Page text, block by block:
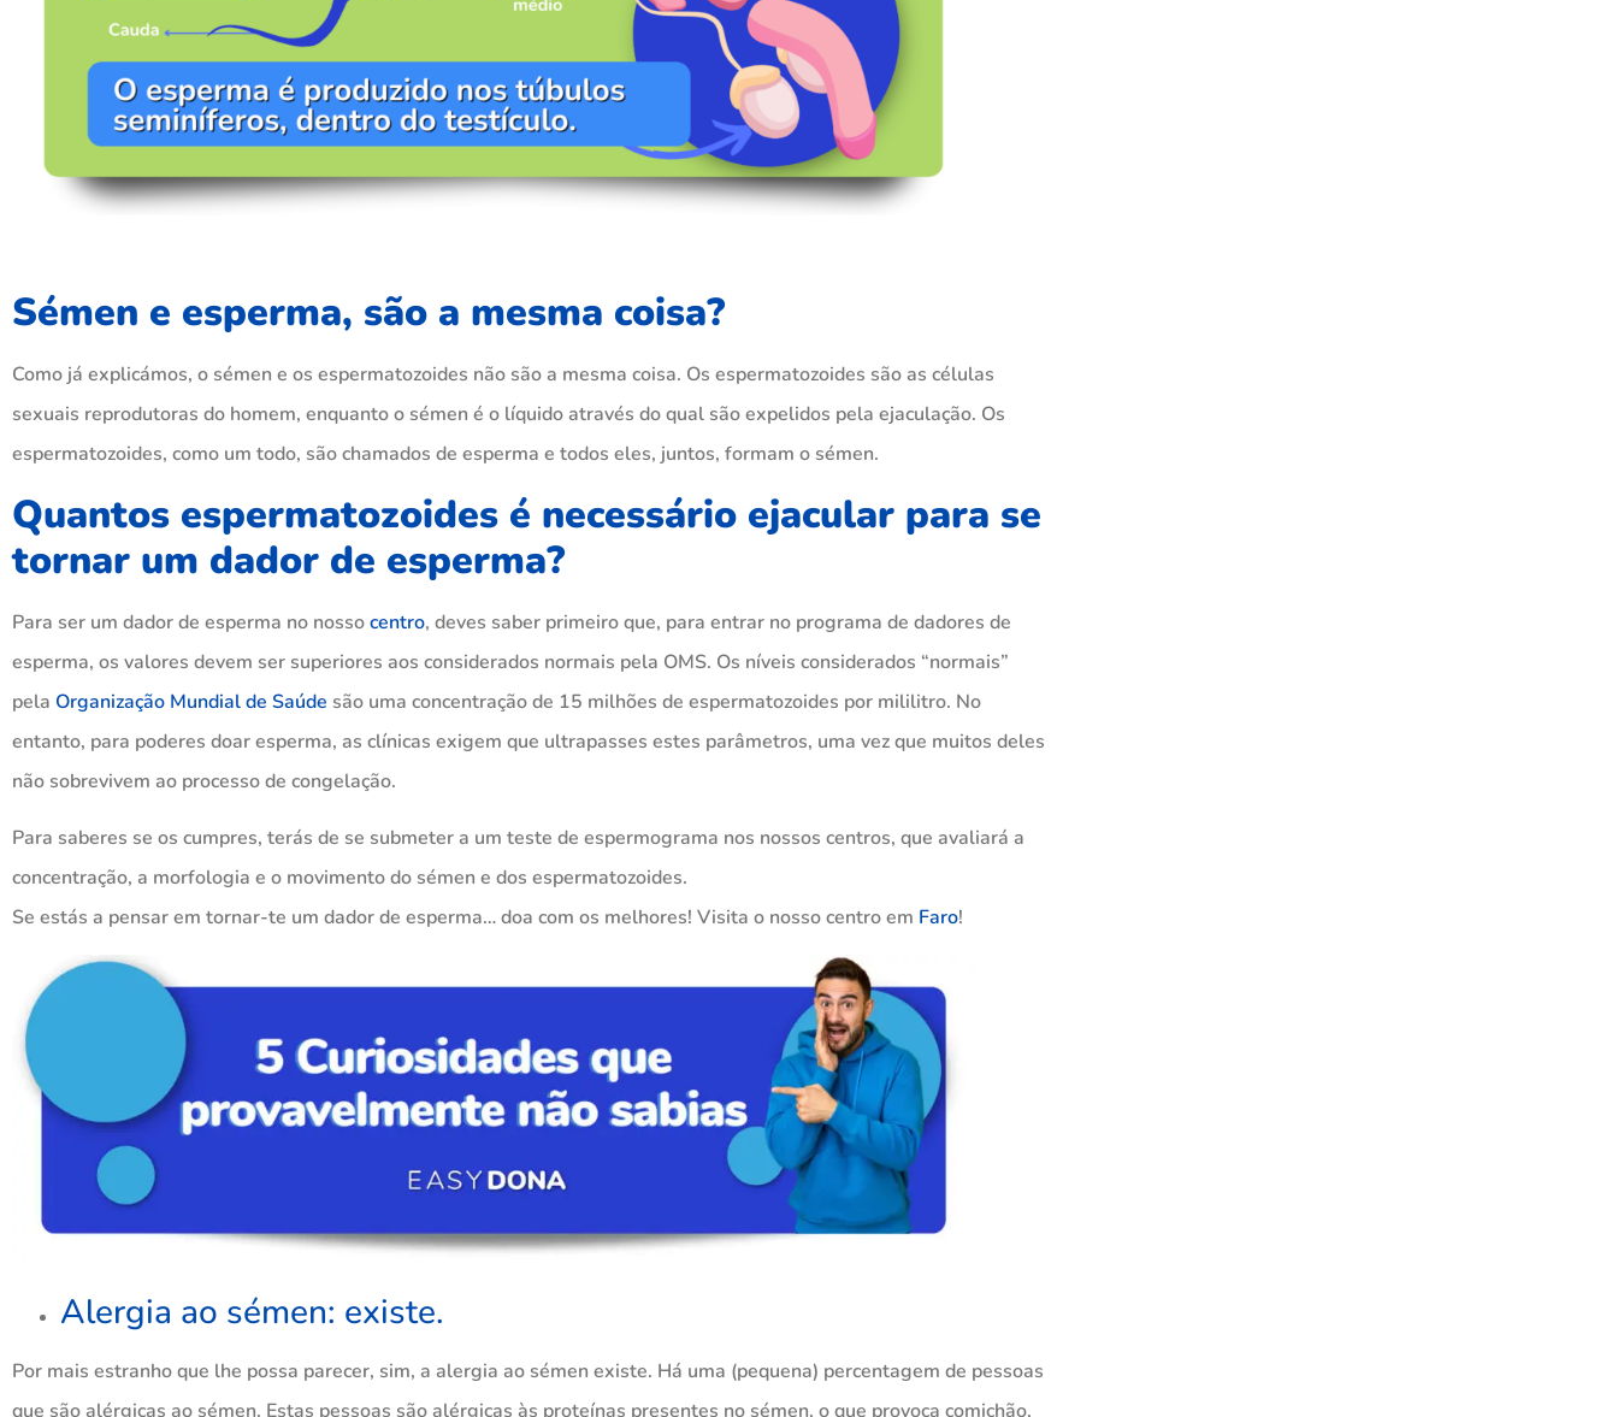
Sémen e esperma, são a mesma coisa?
Como já explicámos, o sémen e os espermatozoides não são a mesma coisa. Os espermatozoides são as células
sexuais reprodutoras do homem, enquanto o sémen é o líquido através do qual são expelidos pela ejaculação. Os
espermatozoides, como um todo, são chamados de esperma e todos eles, juntos, formam o sémen.
Quantos espermatozoides é necessário ejacular para se
tornar um dador de esperma?
Para ser um dador de esperma no nossocentro, deves saber primeiro que, para entrar no programa de dadores de
esperma, os valores devem ser superiores aos considerados normais pela OMS. Os níveis considerados “normais”
pela Organização Mundial de Saúde são uma concentração de 15 milhões de espermatozoides por mililitro. No
entanto, para poderes doar esperma, as clínicas exigem que ultrapasses estes parâmetros, uma vez que muitos deles
não sobrevivem ao processo de congelação.
Para saberes se os cumpres, terás de se submeter a um teste de espermograma nos nossos centros, que avaliará a
concentração, a morfologia e o movimento do sémen e dos espermatozoides.
Se estás a pensar em tornar-te um dador de esperma… doa com os melhores! Visita o nosso centro em Faro!
Alergia ao sémen: existe.
Por mais estranho que lhe possa parecer, sim, a alergia ao sémen existe. Há uma (pequena) percentagem de pessoas
que são alérgicas ao sémen. Estas pessoas são alérgicas às proteínas presentes no sémen, o que provoca comichão,